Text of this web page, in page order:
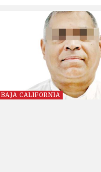
BAJA CALIFORNIA